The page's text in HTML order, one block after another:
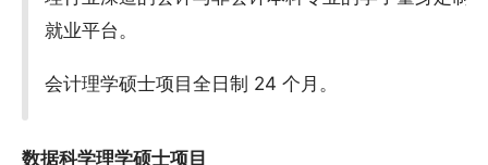
就业平台。
会计理学硕士项目全日制 24 个月。
数据科学理学硕士项目